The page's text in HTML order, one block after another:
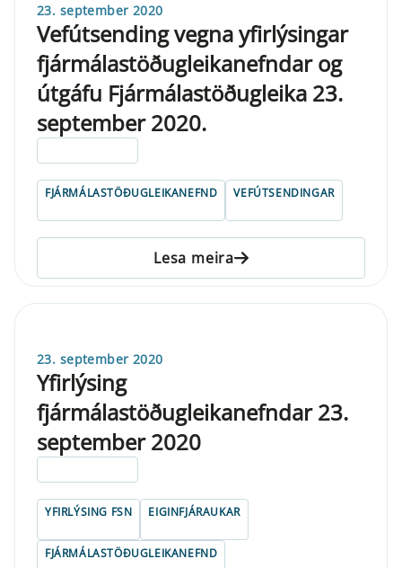
23. september 2020
Vefútsending vegna yfirlýsingar
fjármálastöðugleikanefndar og
útgáfu Fjármálastöðugleika 23.
september 2020.
FJÁRMÁLASTÖÐUGLEIKANEFND VEFÚTSENDINGAR
Lesa meira
23. september 2020
Yfirlýsing
fjármálastöðugleikanefndar 23.
september 2020
YFIRLÝSING FSN EIGINFJÁRAUKAR
FJÁRMÁLASTÖÐUGLEIKANEFND